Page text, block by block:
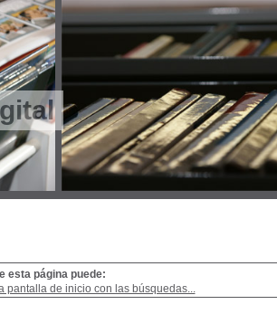
esta página puede:
pantalla de inicio con las búsquedas...